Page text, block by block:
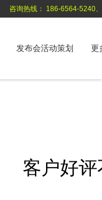
咨询热线： 186-6564-5240
发布会活动策划 更
客户好